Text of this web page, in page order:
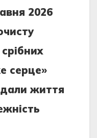
2026
серце»
життя